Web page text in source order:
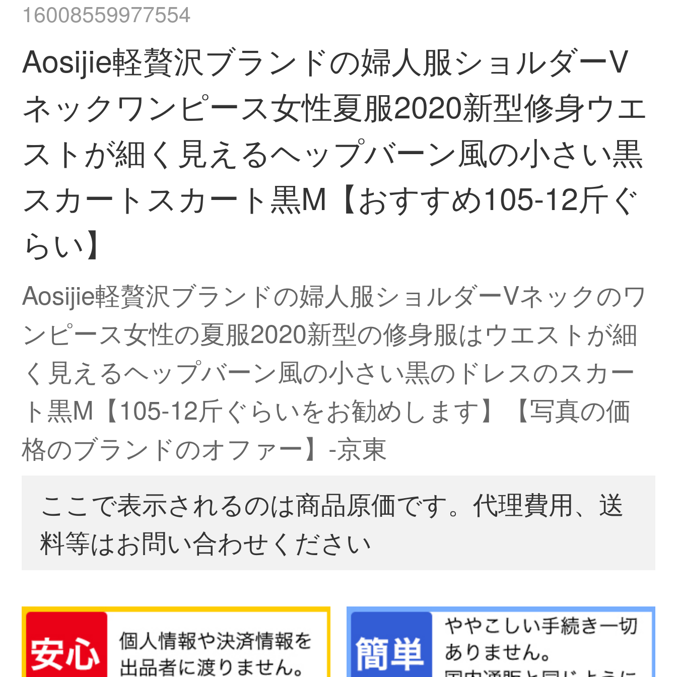
16008559977554
Aosijie軽贅沢ブランドの婦人服ショルダーV
ネックワンピース女性夏服2020新型修身ウエ
ストが細く見えるヘップバーン風の小さい黒
スカートスカート黒M【おすすめ105-12斤ぐ
らい】
Aosijie軽贅沢ブランドの婦人服ショルダーVネックのワ
ンピース女性の夏服2020新型の修身服はウエストが細
く見えるヘップバーン風の小さい黒のドレスのスカー
ト黒M【105-12斤ぐらいをお勧めします】【写真の価
格のブランドのオファー】-京東
ここで表示されるのは商品原価です。代理費用、送
料等はお問い合わせください